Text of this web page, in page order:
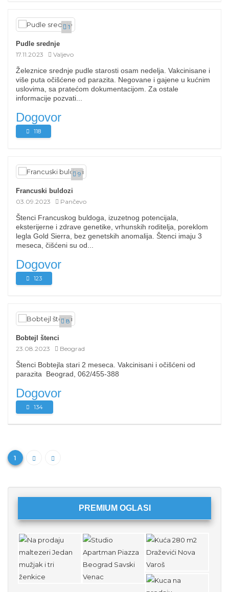
1
Pudle srednje
17.11.2023
Valjevo
Železnice srednje pudle starosti osam nedelja. Vakcinisane i
više puta očišćene od parazita. Negovane i gajene u kućnim
uslovima, sa pratećom dokumentacijom. Za ostale
informacije pozvati...
Dogovor
118
9
Francuski buldozi
03.09.2023
Pančevo
Štenci Francuskog buldoga, izuzetnog potencijala,
eksterijerne i zdrave genetike, vrhunskih roditelja, poreklom
legla Gold Sierra, bez genetskih anomalija. Štenci imaju 3
meseca, čišćeni su od...
Dogovor
123
8
Bobtejl štenci
23.08.2023
Beograd
Štenci Bobtejla stari 2 meseca. Vakcinisani i očišćeni od
parazita Beograd, 062/455-388
Dogovor
134
1
PREMIUM OGLASI